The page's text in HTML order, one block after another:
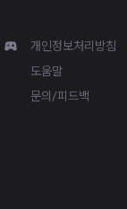
개인정보처리방침
도움말
문의/피드백